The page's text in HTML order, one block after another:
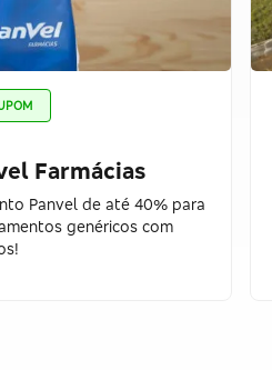
Farmácias
Panvel de até 40% para
genéricos com